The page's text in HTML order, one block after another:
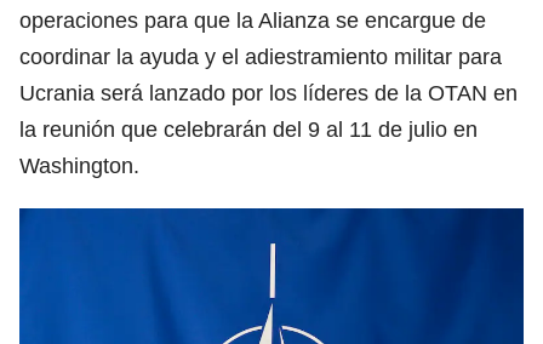
operaciones para que la Alianza se encargue de
coordinar la ayuda y el adiestramiento militar para
Ucrania será lanzado por los líderes de la OTAN en
la reunión que celebrarán del 9 al 11 de julio en
Washington.